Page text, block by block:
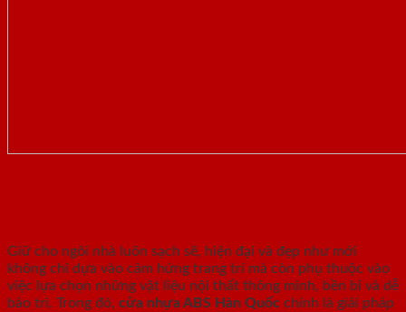
Giữ cho ngôi nhà luôn sạch sẽ, hiện đại và đẹp như mới
không chỉ dựa vào cảm hứng trang trí mà còn phụ thuộc vào
việc lựa chọn những vật liệu nội thất thông minh, bền bỉ và dễ
bảo trì. Trong đó, cửa nhựa ABS Hàn Quốc chính là giải pháp